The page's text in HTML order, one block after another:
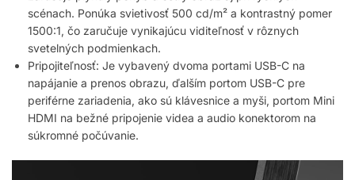
scénach. Ponúka svietivosť 500 cd/m² a kontrastný pomer
1500:1, čo zaručuje vynikajúcu viditeľnosť v rôznych
svetelných podmienkach.
Pripojiteľnosť: Je vybavený dvoma portami USB-C na
napájanie a prenos obrazu, ďalším portom USB-C pre
periférne zariadenia, ako sú klávesnice a myši, portom Mini
HDMI na bežné pripojenie videa a audio konektorom na
súkromné počúvanie.